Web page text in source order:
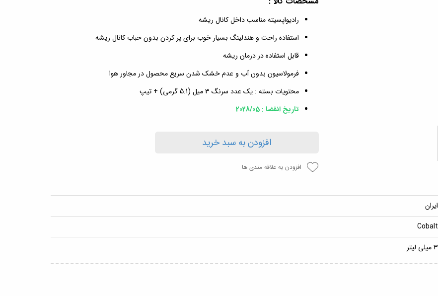
رادیواپسیته مناسب داخل کانال ریشه
استفاده راحت و هندلینگ بسیار خوب برای پر کردن بدون حباب کانال ریشه
قابل استفاده در درمان ریشه
فرمولاسیون بدون آب و عدم خشک شدن سریع محصول در مجاور هوا
محتویات بسته : یک عدد سرنگ 3 میل (5.1 گرمی) + تیپ
تاریخ انقضا : 2028/05
افزودن به سبد خرید
افزودن به علاقه مندی ها
ایران
Cobalt
3 میلی لیتر